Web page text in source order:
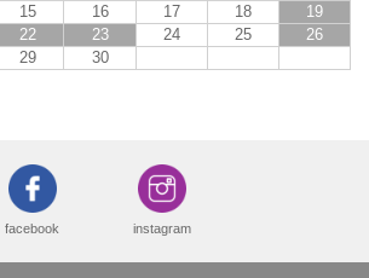
15 16 17 18
19
22 23 24 25
26
29 30
facebook instagram